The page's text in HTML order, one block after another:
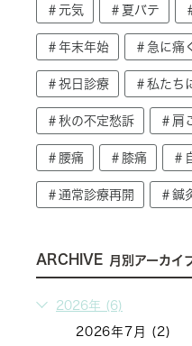
＃元気 ＃夏バテ
＃年末年始 ＃急に痛
＃祝日診療 ＃私たち
＃秋の不定愁訴 ＃肩
＃腰痛 ＃膝痛 ＃
＃通常診療再開 ＃鍼
ARCHIVE 月別アーカイ
2026年 (6)
2026年7月 (2)